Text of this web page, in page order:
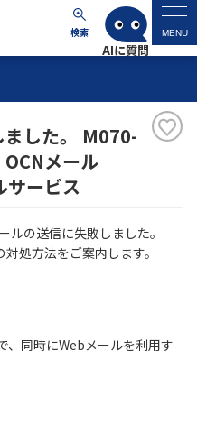
検索 MENU
ました。 M070-
メール
サービス
ルの送信に失敗しました。
処方法をご案内します。
、同時にWebメールを利用す